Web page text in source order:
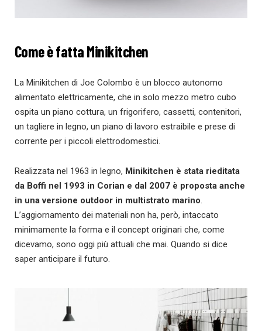
Come è fatta Minikitchen
La Minikitchen di Joe Colombo è un blocco autonomo
alimentato elettricamente, che in solo mezzo metro cubo
ospita un piano cottura, un frigorifero, cassetti, contenitori,
un tagliere in legno, un piano di lavoro estraibile e prese di
corrente per i piccoli elettrodomestici.
Realizzata nel 1963 in legno, Minikitchen è stata rieditata
da Boffi nel 1993 in Corian e dal 2007 è proposta anche
in una versione outdoor in multistrato marino.
L’aggiornamento dei materiali non ha, però, intaccato
minimamente la forma e il concept originari che, come
dicevamo, sono oggi più attuali che mai. Quando si dice
saper anticipare il futuro.